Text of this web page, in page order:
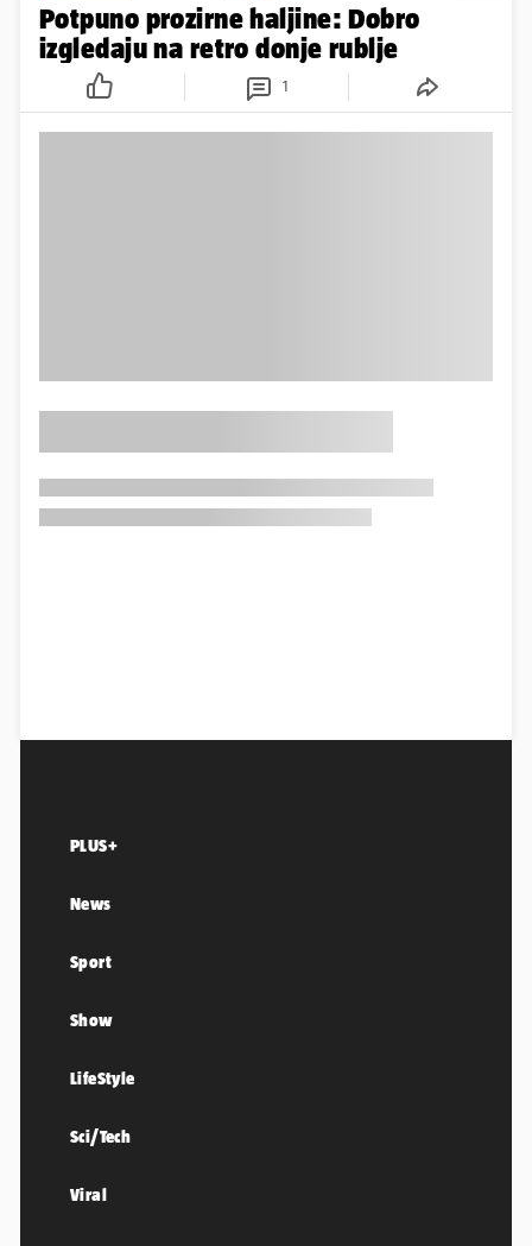
Potpuno prozirne haljine: Dobro
izgledaju na retro donje rublje
1
PLUS+
News
Sport
Show
LifeStyle
Sci/Tech
Viral